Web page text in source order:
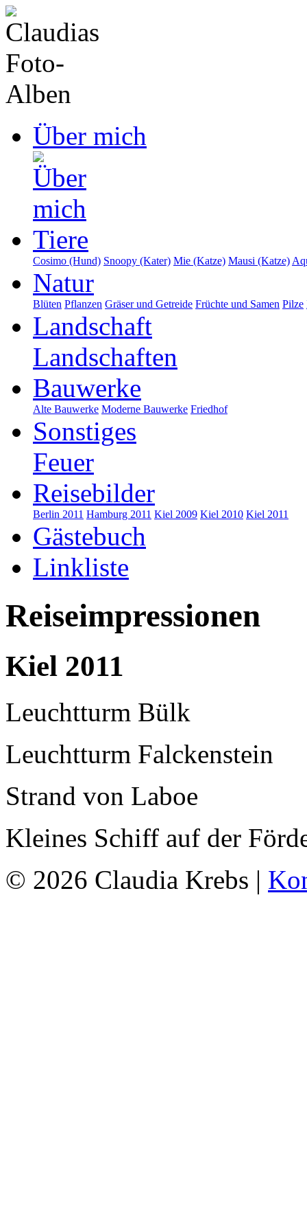
Über mich
Tiere
Cosimo (Hund) Snoopy (Kater) Mie (Katze) Mausi (Katze)
Natur
Blüten Pflanzen Gräser und Getreide Früchte und Samen Pilze
Landschaft
Landschaften
Bauwerke
Alte Bauwerke Moderne Bauwerke Friedhof
Sonstiges
Feuer
Reisebilder
Berlin 2011 Hamburg 2011 Kiel 2009 Kiel 2010 Kiel 2011
Gästebuch
Linkliste
Reiseimpressionen
Kiel 2011
Leuchtturm Bülk
Leuchtturm Falckenstein
Strand von Laboe
Kleines Schiff auf der
© 2026 Claudia Krebs |